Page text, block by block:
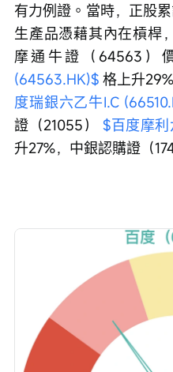
有力例證。當時，正股
生產品憑藉其內在槓桿
摩通牛證（64563）
(64563.HK)$ 格上升
度瑞銀六乙牛I.C
證（21055） $百度摩利
升27%，中銀認購證（